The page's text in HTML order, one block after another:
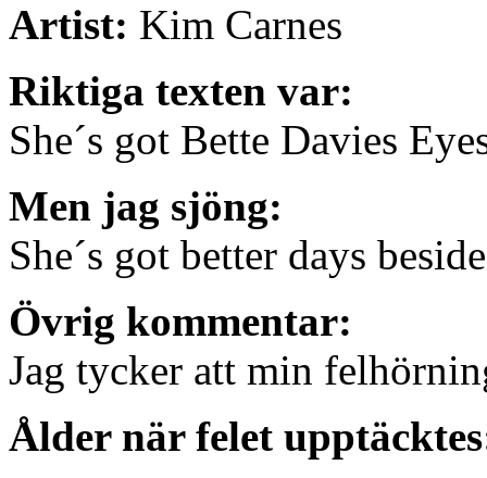
Artist: Kim Carnes
Riktiga texten var:
She´s got Bette Davies
Men jag sjöng:
She´s got better days
Övrig kommentar:
Jag tycker att min
Ålder när felet